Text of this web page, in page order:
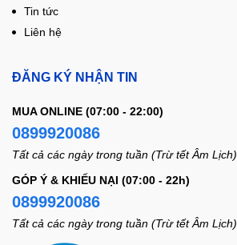
Tin tức
Liên hệ
ĐĂNG KÝ NHẬN TIN
MUA ONLINE (07:00 - 22:00)
0899920086
Tất cả các ngày trong tuần (Trừ tết Âm Lịch)
GÓP Ý & KHIẾU NẠI (07:00 - 22h)
0899920086
Tất cả các ngày trong tuần (Trừ tết Âm Lịch)